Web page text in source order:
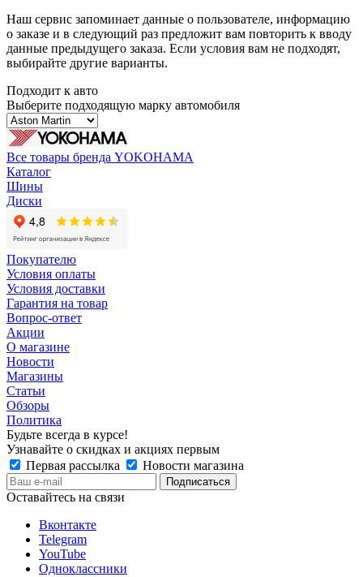
Наш сервис запоминает данные о пользователе, информацию
о заказе и в следующий раз предложит вам повторить к вводу
данные предыдущего заказа. Если условия вам не подходят,
выбирайте другие варианты.
Подходит к авто
Выберите подходящую марку автомобиля
Все товары бренда YOKOHAMA
Каталог
Шины
Диски
Покупателю
Условия оплаты
Условия доставки
Гарантия на товар
Вопрос-ответ
Акции
О магазине
Новости
Магазины
Статьи
Обзоры
Политика
Будьте всегда в курсе!
Узнавайте о скидках и акциях первым
Первая рассылка
Новости магазина
Оставайтесь на связи
Вконтакте
Telegram
YouTube
Одноклассники